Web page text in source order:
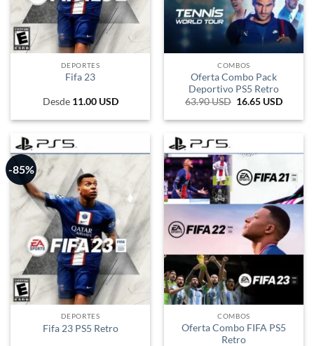
DEPORTES
Fifa 23
Desde 11.00 USD
COMBOS
Oferta Combo Pack
Deportivo PS5 Retro
63.90USD El
original
16.65 USD
actual
-85%
DEPORTES
Fifa 23 PS5 Retro
COMBOS
Oferta Combo FIFA PS5
Retro